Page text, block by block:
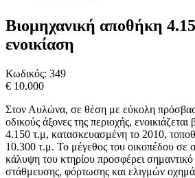
Βιομηχανική αποθήκη
ενοικίαση
Κωδικός: 349
€ 10.000
Στον Αυλώνα, σε θέση με εύκολη
οδικούς άξονες της περιοχής,
4.150 τ.μ, κατασκευασμένη το 2010,
10.300 τ.μ. Το μέγεθος του οικοπέδου σε
κάλυψη του κτηρίου προσφέρει
στάθμευσης, φόρτωσης και ελιγμών